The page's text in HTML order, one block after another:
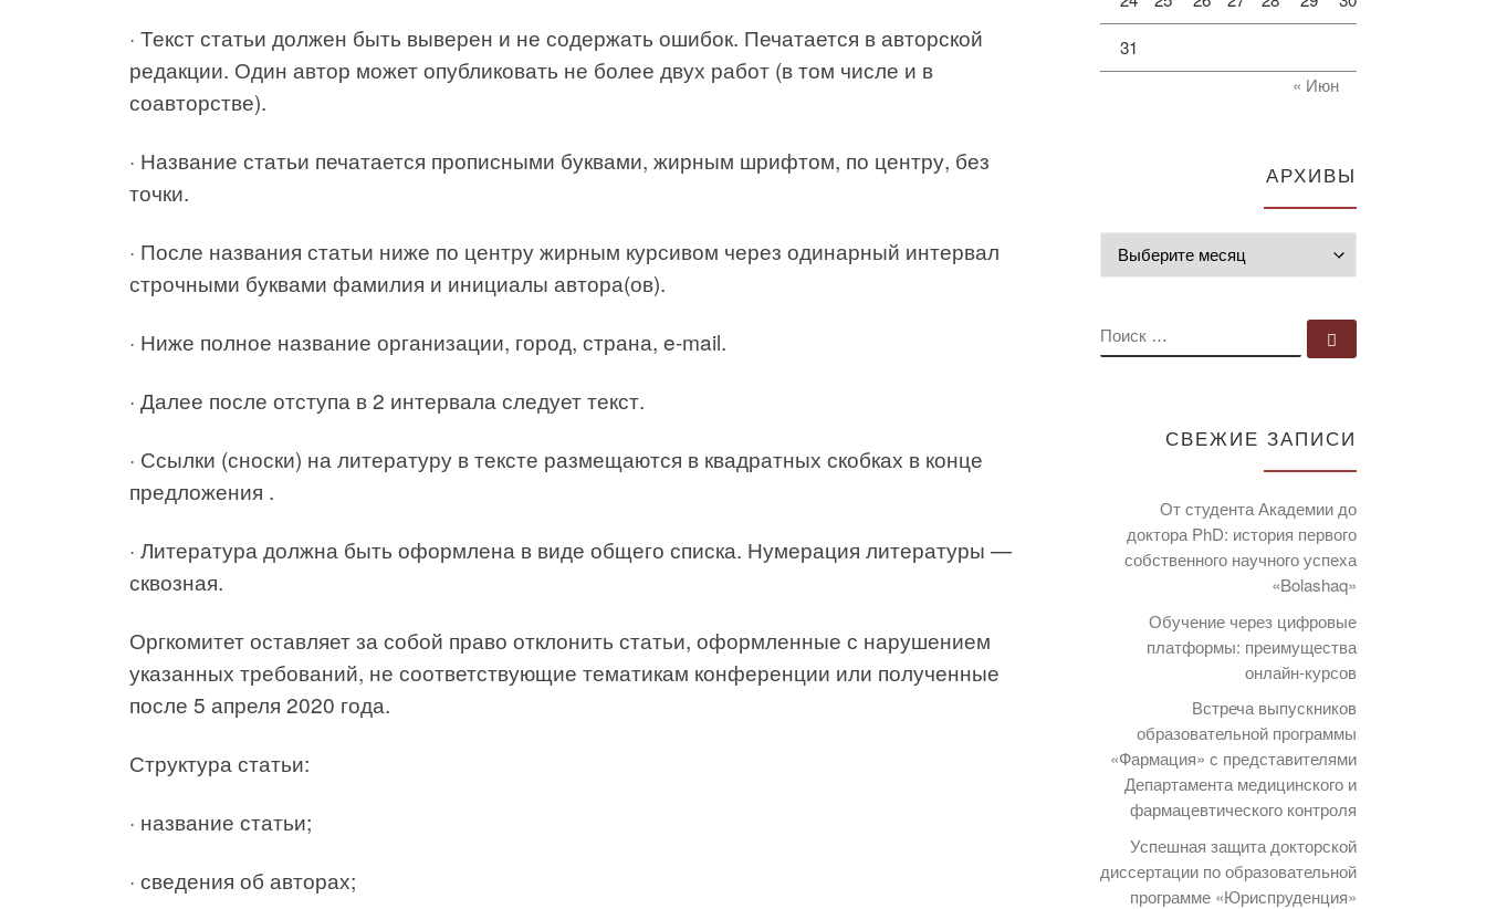
· Текст статьи должен быть выверен и не содержать ошибок. Печатается в авторской
редакции. Один автор может опубликовать не более двух работ (в том числе и в
соавторстве).
· Название статьи печатается прописными буквами, жирным шрифтом, по центру, без
точки.
· После названия статьи ниже по центру жирным курсивом через одинарный интервал
строчными буквами фамилия и инициалы автора(ов).
· Ниже полное название организации, город, страна, e-mail.
· Далее после отступа в 2 интервала следует текст.
· Ссылки (сноски) на литературу в тексте размещаются в квадратных скобках в конце
предложения .
· Литература должна быть оформлена в виде общего списка. Нумерация литературы —
сквозная.
Оргкомитет оставляет за собой право отклонить статьи, оформленные с нарушением
указанных требований, не соответствующие тематикам конференции или полученные
после 5 апреля 2020 года.
Структура статьи:
· название статьи;
· сведения об авторах;
31
« Июн
АРХИВЫ
ПОИСК
СВЕЖИЕ ЗАПИСИ
От студента Академии до
доктора PhD: история первого
собственного научного успеха
«Bolashaq»
Обучение через цифровые
платформы: преимущества
онлайн-курсов
Встреча выпускников
образовательной программы
«Фармация» с представителями
Департамента медицинского и
фармацевтического контроля
Успешная защита докторской
диссертации по образовательной
программе «Юриспруденция»